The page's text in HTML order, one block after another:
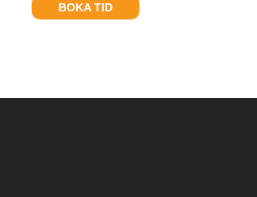
BOKA TID